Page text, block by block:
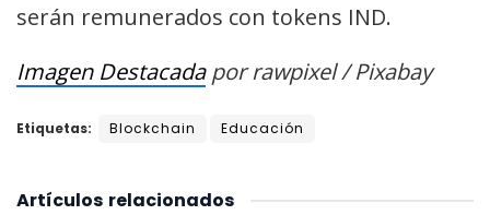
serán remunerados con tokens IND.
Imagen Destacadapor rawpixel / Pixabay
Etiquetas: Blockchain Educación
relacionados
Artículos